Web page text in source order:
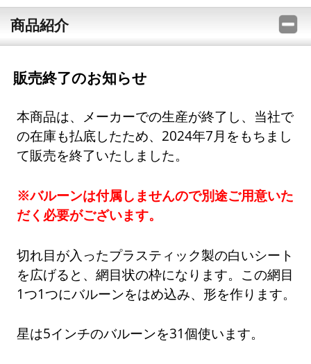
商品紹介
販売終了のお知らせ
本商品は、メーカーでの生産が終了し、当社で
の在庫も払底したため、2024年7月をもちまし
て販売を終了いたしました。
※バルーンは付属しませんので別途ご用意いた
だく必要がございます。
切れ目が入ったプラスティック製の白いシート
を広げると、網目状の枠になります。この網目
1つ1つにバルーンをはめ込み、形を作ります。
星は5インチのバルーンを31個使います。